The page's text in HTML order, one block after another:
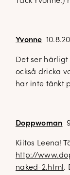
Yvonne
Det ser
också dricka
har inte tänkt
Doppwoman
Kiitos Leena!
http://
naked-2.html .